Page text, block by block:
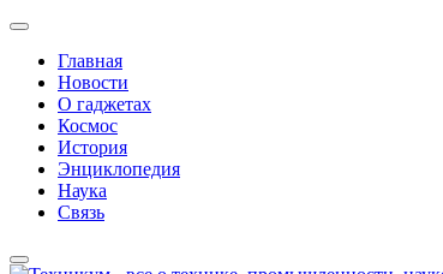
Главная
Новости
О гаджетах
Космос
История
Энциклопедия
Наука
Связь